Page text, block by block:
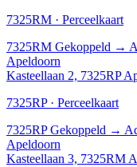
7325RM · Perceelkaart
7325RM Gekoppeld →
Apeldoorn
Kasteellaan 2, 7325RP
7325RP · Perceelkaart
7325RP Gekoppeld →
Apeldoorn
Kasteellaan 3, 7325RM